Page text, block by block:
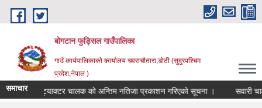
Skip to main content
बोगटान फुड्सिल गाउँपालिका
गाउँ कार्यपालिकाको कार्यालय चवराचौतारा,डोटी (सुदुरपश्चिम
प्रदेश,नेपाल )
समाचार
कारार ट्याक्टर चालक को अन्तिम नतिजा प्रकाशन गरिएको सूचना । सवारी